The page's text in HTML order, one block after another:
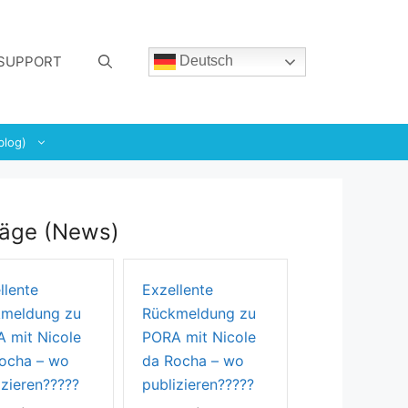
Deutsch
(News)
zu
mit Nicole
– wo
Exzellente
Rückmeldung zu
PORA mit Nicole
da Rocha – wo
publizieren?????